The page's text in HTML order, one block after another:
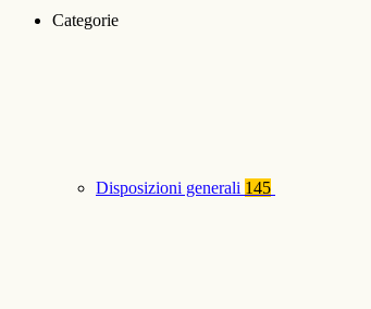
Categorie
Disposizioni generali 145